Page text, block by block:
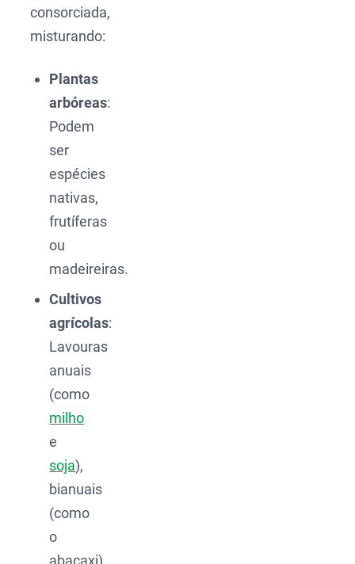
consorciada,
misturando:
Plantas
arbóreas:
Podem
ser
espécies
nativas,
frutíferas
ou
madeireiras.
Cultivos
agrícolas:
Lavouras
anuais
(como
milho
e
soja),
bianuais
(como
o
abacaxi)